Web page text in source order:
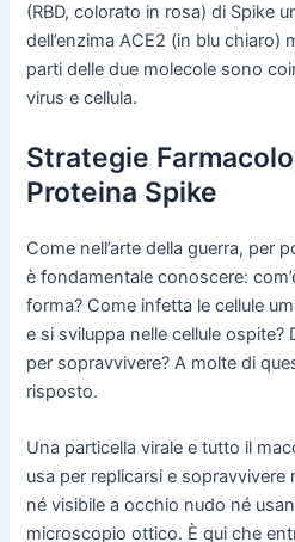
(RBD, colorato in rosa) di Spike
dell’enzima ACE2 (in blu chiaro)
parti delle due molecole sono
virus e cellula.
Strategie
Proteina Spike
Come nell’arte della guerra, per
è fondamentale conoscere:
forma? Come infetta le cellule
e si sviluppa nelle cellule
per sopravvivere? A molte di
risposto.
Una particella virale e tutto il
usa per replicarsi e sopravvivere
né visibile a occhio nudo né
microscopio ottico. È qui che